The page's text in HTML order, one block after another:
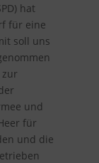
hat
für eine
soll uns
und
für
und die